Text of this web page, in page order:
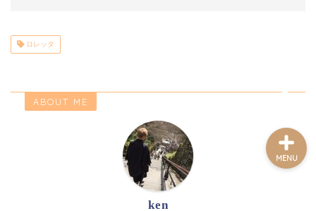
ロレッタ
ABOUT ME
ken
MENU